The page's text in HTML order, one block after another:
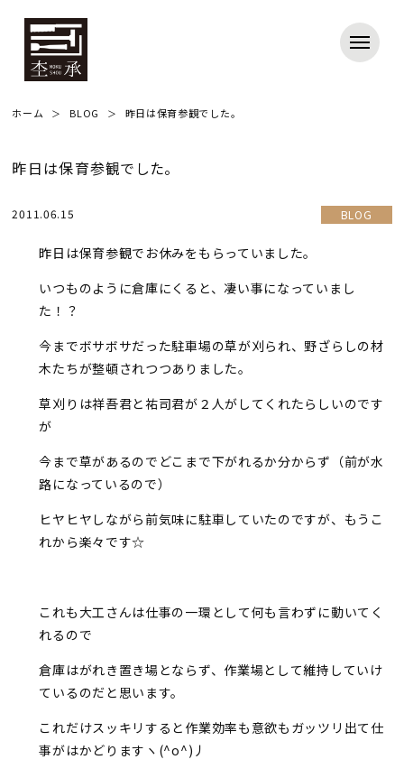
ホーム BLOG 昨日は保育参観でした。
昨日は保育参観でした。
2011.06.15 BLOG
昨日は保育参観でお休みをもらっていました。
いつものように倉庫にくると、凄い事になっていまし
た！？
今までボサボサだった駐車場の草が刈られ、野ざらしの材
木たちが整頓されつつありました。
草刈りは祥吾君と祐司君が２人がしてくれたらしいのです
が
今まで草があるのでどこまで下がれるか分からず（前が水
路になっているので）
ヒヤヒヤしながら前気味に駐車していたのですが、もうこ
れから楽々です☆
これも大工さんは仕事の一環として何も言わずに動いてく
れるので
倉庫はがれき置き場とならず、作業場として維持していけ
ているのだと思います。
これだけスッキリすると作業効率も意欲もガッツリ出て仕
事がはかどりますヽ(^o^)丿